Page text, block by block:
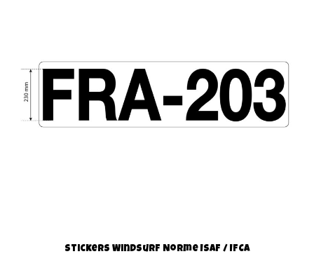
Stickers Windsurf Norme ISAF / IFCA